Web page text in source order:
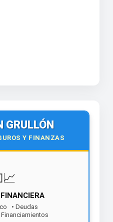
GRULLÓN
Y FINANZAS
• Deudas
hoy!